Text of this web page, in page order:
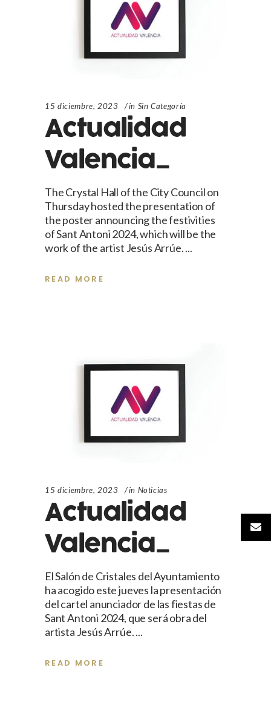
15 diciembre, 2023 in Sin Categoría
Actualidad
Valencia_
The Crystal Hall of the City Council on
Thursday hosted the presentation of
the poster announcing the festivities
of Sant Antoni 2024, which will be the
work of the artist Jesús Arrúe.
READ MORE
15 diciembre, 2023 in Noticias
Actualidad
Valencia_
El Salón de Cristales del Ayuntamiento
ha acogido este jueves la presentación
del cartel anunciador de las fiestas de
Sant Antoni 2024, que será obra del
artista Jesús Arrúe.
READ MORE